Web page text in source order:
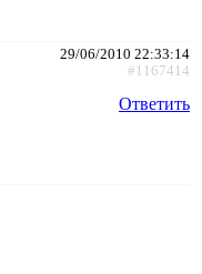
29/06/2010 22:33:14
#1167414
Ответить